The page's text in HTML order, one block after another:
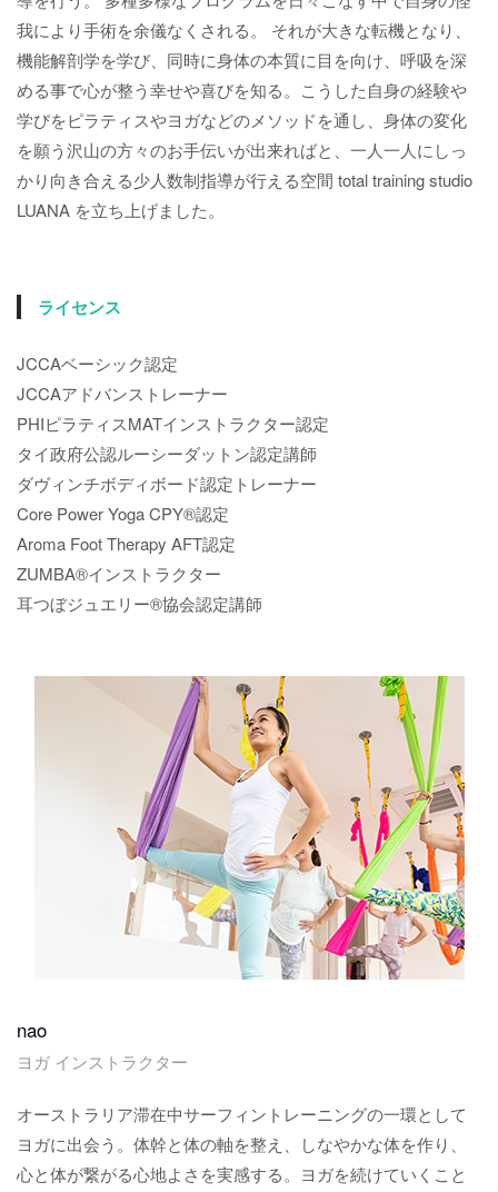
我により手術を余儀なくされる。 それが大きな転機となり、
機能解剖学を学び、同時に身体の本質に目を向け、呼吸を深
める事で心が整う幸せや喜びを知る。こうした自身の経験や
学びをピラティスやヨガなどのメソッドを通し、身体の変化
を願う沢山の方々のお手伝いが出来ればと、一人一人にしっ
かり向き合える少人数制指導が行える空間 total training studio
LUANA を立ち上げました。
ライセンス
JCCAベーシック認定
JCCAアドバンストレーナー
PHIピラティスMATインストラクター認定
タイ政府公認ルーシーダットン認定講師
ダヴィンチボディボード認定トレーナー
Core Power Yoga CPY®︎認定
Aroma Foot Therapy AFT認定
ZUMBA®︎インストラクター
耳つぼジュエリー®︎協会認定講師
nao
ヨガ インストラクター
オーストラリア滞在中サーフィントレーニングの一環として
ヨガに出会う。体幹と体の軸を整え、しなやかな体を作り、
心と体が繋がる心地よさを実感する。ヨガを続けていくこと